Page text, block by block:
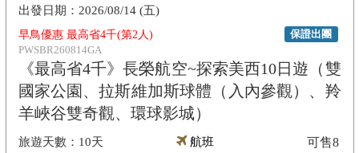
早鳥優惠 最高省4千(第2人)
PWSBR260814GA
《最高省4千》長榮航空~探索美西10日遊（雙
國家公園、拉斯維加斯球體（入內參觀）、羚
羊峽谷雙奇觀、環球影城）
保證出團
10天
2026/08/14 (五)
航班 可售8